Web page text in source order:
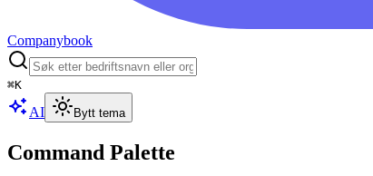
Companybook
⌘K
AI Bytt tema
Command Palette